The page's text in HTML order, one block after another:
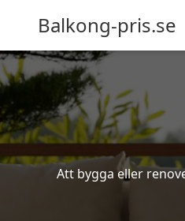
Balkong-pris.se
Att bygga eller